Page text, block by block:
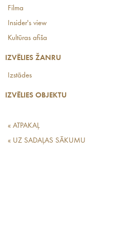
Filma
Insider's view
Kultūras afiša
IZVĒLIES ŽANRU
Izstādes
IZVĒLIES OBJEKTU
« ATPAKAĻ
« UZ SADAĻAS SĀKUMU